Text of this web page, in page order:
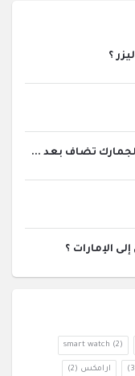
؟
تضاف بعد ...
الإمارات ؟
smart watch (2)
ارامكس (2)